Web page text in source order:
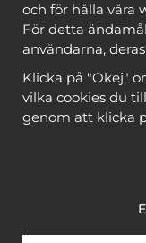
Copyright
och för hålla våra
För detta
användarna,
Klicka på "Okej"
vilka cookies du
genom att klicka